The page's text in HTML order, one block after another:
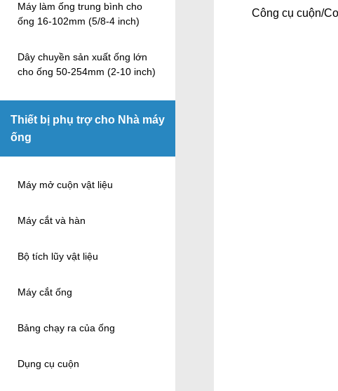
Máy làm ống trung bình cho
ống 16-102mm (5/8-4 inch)
Dây chuyền sản xuất ống lớn
cho ống 50-254mm (2-10 inch)
Thiết bị phụ trợ cho Nhà máy
ống
Máy mở cuộn vật liệu
Máy cắt và hàn
Bộ tích lũy vật liệu
Máy cắt ống
Bảng chạy ra của ống
Dụng cụ cuộn
Công cụ cuộn/